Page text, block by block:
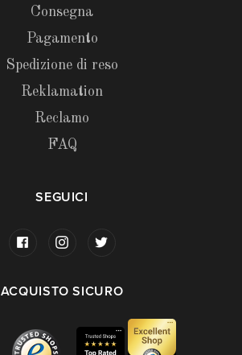
Consegna
Pagamento
Spedizione di reso
Reklamation
Reclamo
FAQ
SEGUICI
ACQUISTO SICURO